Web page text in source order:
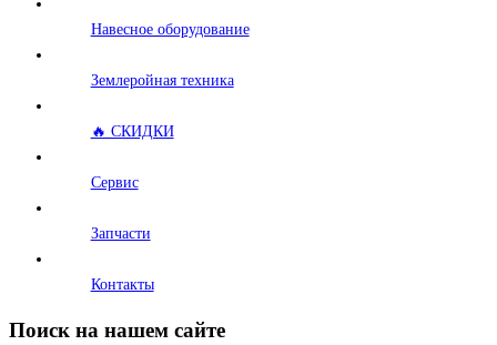
Навесное оборудование
Землеройная техника
🔥 СКИДКИ
Сервис
Запчасти
Контакты
Поиск на нашем сайте